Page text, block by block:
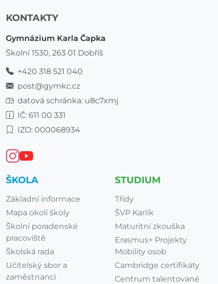
KONTAKTY
Gymnázium Karla Čapka
Školní 1530, 263 01 Dobříš
+420 318 521 040
post@gymkc.cz
datová schránka: u8c7xmj
IČ: 611 00 331
IZO: 000068934
ŠKOLA
Základní informace
Mapa okolí školy
Školní poradenské
pracoviště
Školská rada
Učitelský sbor a
zaměstnanci
STUDIUM
Třídy
ŠVP Karlík
Maturitní zkouška
Erasmus+ Projekty
Mobility osob
Cambridge certifikáty
Centrum talentované